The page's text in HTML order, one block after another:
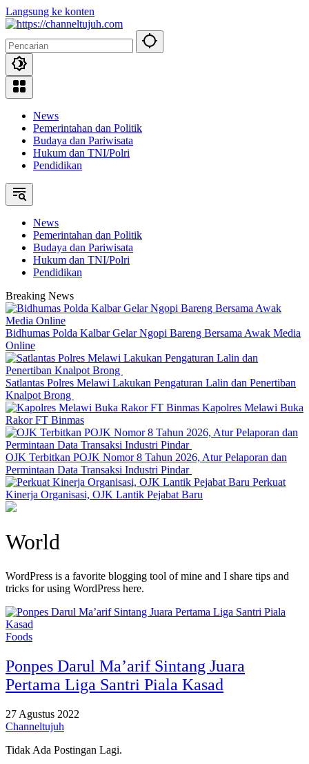
Langsung ke konten
News
Pemerintahan dan Politik
Budaya dan Pariwisata
Hukum dan TNI/Polri
Pendidikan
News
Pemerintahan dan Politik
Budaya dan Pariwisata
Hukum dan TNI/Polri
Pendidikan
Breaking News
Bidhumas Polda Kalbar Gelar Ngopi Bareng Bersama Awak Media
Online
Satlantas Polres Melawi Lakukan Pengaturan Lalin dan Penertiban
Knalpot Brong
Kapolres Melawi Buka
Rakor FT Binmas
OJK Terbitkan POJK Nomor 8 Tahun 2026, Atur Pelaporan dan
Permintaan Data Transaksi Industri Pindar
Perkuat
Kinerja Organisasi, OJK Lantik Pejabat Baru
World
WordPress is a favorite blogging tool of mine and I share tips and
tricks for using WordPress here.
Foods
Ponpes Darul Ma’arif Sintang Juara
Pertama Liga Santri Piala Kasad
27 Agustus 2022
Channeltujuh
Tidak Ada Postingan Lagi.